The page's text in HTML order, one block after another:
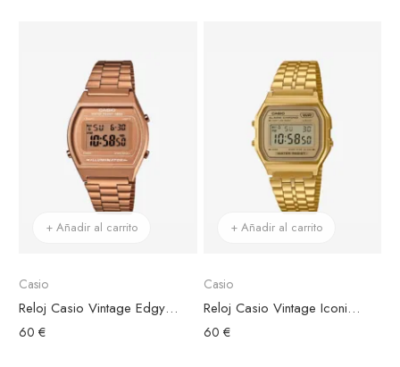
+ Añadir al carrito
Casio
Reloj Casio Vintage Edgy Acero Oro Rosa
60 €
+ Añadir al carrito
Casio
Reloj Casio Vintage Iconic Acero Dorado Esfera Dorada
60 €